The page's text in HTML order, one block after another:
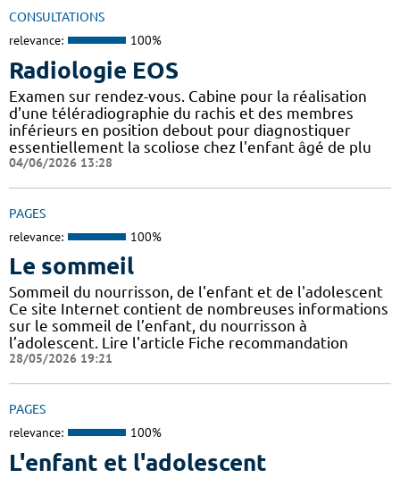
CONSULTATIONS
relevance: 100%
Radiologie EOS
Examen sur rendez-vous. Cabine pour la réalisation
d'une téléradiographie du rachis et des membres
inférieurs en position debout pour diagnostiquer
essentiellement la scoliose chez l'enfant âgé de plu
04/06/2026 13:28
PAGES
relevance: 100%
Le sommeil
Sommeil du nourrisson, de l'enfant et de l'adolescent
Ce site Internet contient de nombreuses informations
sur le sommeil de l’enfant, du nourrisson à
l’adolescent. Lire l'article Fiche recommandation
28/05/2026 19:21
PAGES
relevance: 100%
L'enfant et l'adolescent